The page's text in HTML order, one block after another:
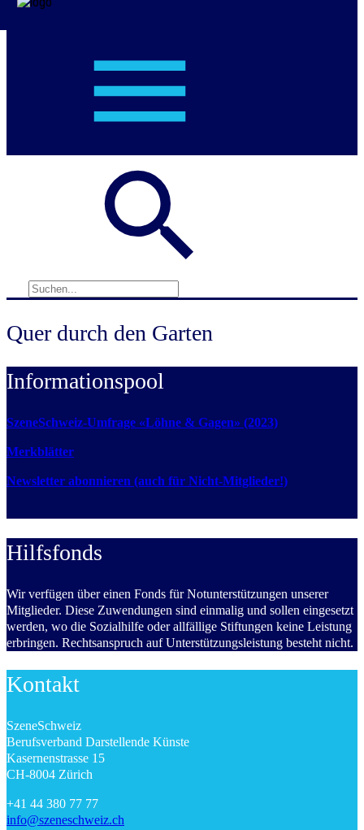
Quer durch den Garten
Informationspool
SzeneSchweiz-Umfrage «Löhne & Gagen» (2023)
Merkblätter
Newsletter abonnieren (auch für Nicht-Mitglieder!)
Hilfsfonds
Wir verfügen über einen Fonds für Notunterstützungen unserer
Mitglieder. Diese Zuwendungen sind einmalig und sollen eingesetzt
werden, wo die Sozialhilfe oder allfällige Stiftungen keine Leistung
erbringen. Rechtsanspruch auf Unterstützungsleistung besteht nicht.
Kontakt
SzeneSchweiz
Berufsverband Darstellende Künste
Kasernenstrasse 15
CH-8004 Zürich
+41 44 380 77 77
info@szeneschweiz.ch